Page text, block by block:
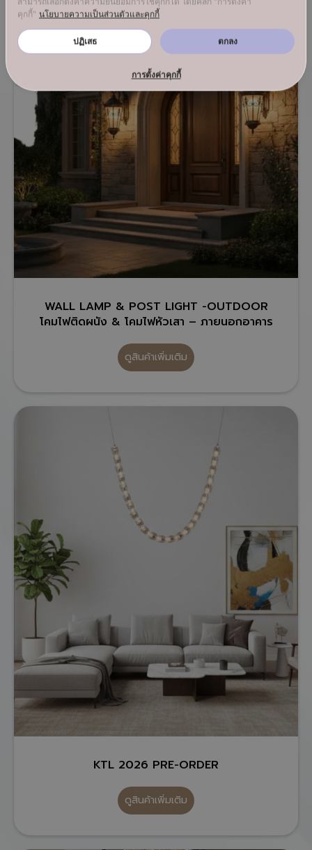
WALL LAMP & POST LIGHT -OUTDOOR
โคมไฟติดผนัง & โคมไฟหัวเสา – ภายนอกอาคาร
ดูสินค้าเพิ่มเติม
KTL 2026 PRE-ORDER
ดูสินค้าเพิ่มเติม
คุกกี้" นโยบายความเป็นส่วนตัวและคุกกี้
ปฏิเสธ ตกลง
การตั้งค่าคุกกี้